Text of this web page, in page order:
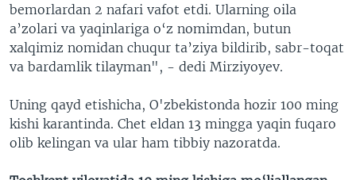
bemorlardan 2 nafari vafot etdi. Ularning oila
a’zolari va yaqinlariga o‘z nomimdan, butun
xalqimiz nomidan chuqur ta’ziya bildirib, sabr-toqat
va bardamlik tilayman", - dedi Mirziyoyev.
Uning qayd etishicha, O'zbekistonda hozir 100 ming
kishi karantinda. Chet eldan 13 mingga yaqin fuqaro
olib kelingan va ular ham tibbiy nazoratda.